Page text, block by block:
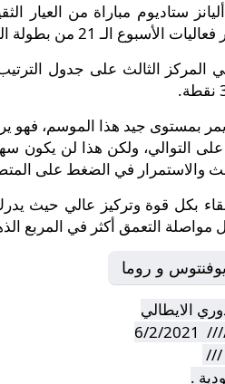
من بطولة الدوري الإيطالي لكرة القدم 2020/2021م.
يمر بمستوى جيد هذا الموسم، فهو
على التوالي، ولكن هذا لن يكون
والاستمرار في الضغط على
بكل قوة وتركيز عالي حيث
مواصلة التعمق أكثر في المربع
و روما
الايطالي
///